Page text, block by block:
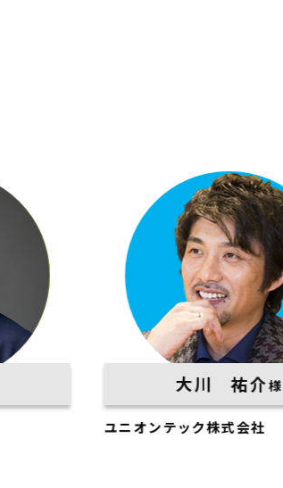
ユニオンテック株式会社